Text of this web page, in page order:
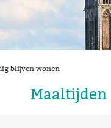
blijven wonen
Maaltijden